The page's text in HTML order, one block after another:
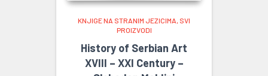
KNJIGE NA STRANIM JEZICIMA SVI
PROIZVODI
History of Serbian Art
XVIII – XXI Century –